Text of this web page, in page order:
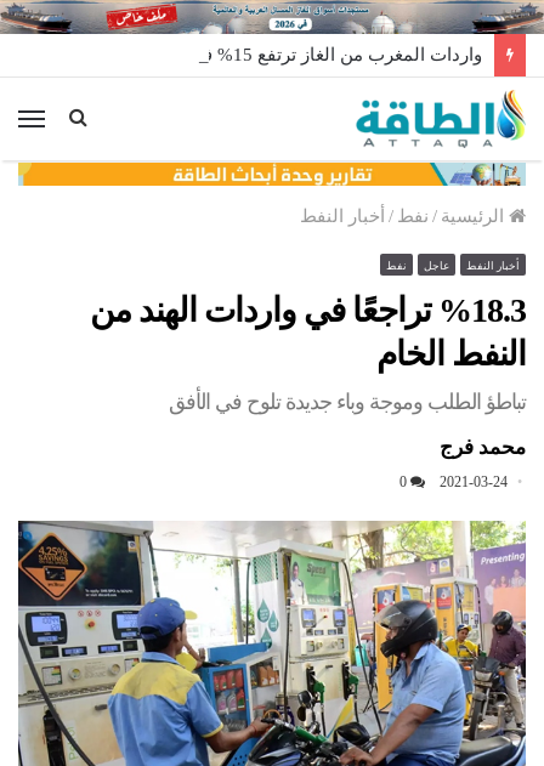
واردات المغرب من الغاز ترتفع 15% في شهر يوليو
الرئيسية / نفط / أخبار النفط
أخبار النفط عاجل نفط
%18.3 تراجعًا في واردات الهند من
النفط الخام
تباطؤ الطلب وموجة وباء جديدة تلوح في الأفق
محمد فرج
2021-03-24
0